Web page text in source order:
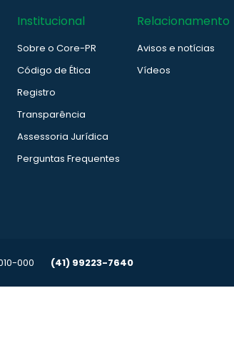
Institucional
Sobre o Core-PR
Código de Ética
Registro
Transparência
Assessoria Jurídica
Perguntas Frequentes
Relacionamento
Avisos e notícias
Vídeos
000 (41) 99223-7640